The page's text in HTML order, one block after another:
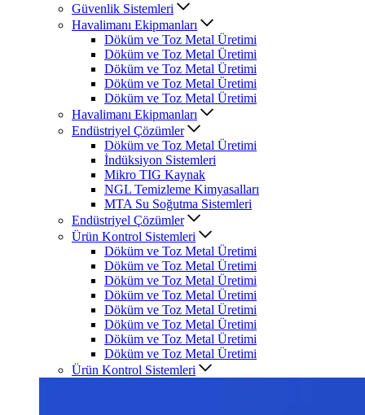
Güvenlik Sistemleri
Havalimanı Ekipmanları
Döküm ve Toz Metal Üretimi
Döküm ve Toz Metal Üretimi
Döküm ve Toz Metal Üretimi
Döküm ve Toz Metal Üretimi
Döküm ve Toz Metal Üretimi
Havalimanı Ekipmanları
Endüstriyel Çözümler
Döküm ve Toz Metal Üretimi
İndüksiyon Sistemleri
Mikro TIG Kaynak
NGL Temizleme Kimyasalları
MTA Su Soğutma Sistemleri
Endüstriyel Çözümler
Ürün Kontrol Sistemleri
Döküm ve Toz Metal Üretimi
Döküm ve Toz Metal Üretimi
Döküm ve Toz Metal Üretimi
Döküm ve Toz Metal Üretimi
Döküm ve Toz Metal Üretimi
Döküm ve Toz Metal Üretimi
Döküm ve Toz Metal Üretimi
Döküm ve Toz Metal Üretimi
Ürün Kontrol Sistemleri